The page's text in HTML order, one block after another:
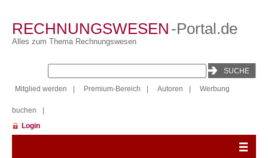
RECHNUNGSWESEN -Portal.de
Alles zum Thema Rechnungswesen
Mitglied werden Premium-Bereich Autoren Werbung
buchen
Login